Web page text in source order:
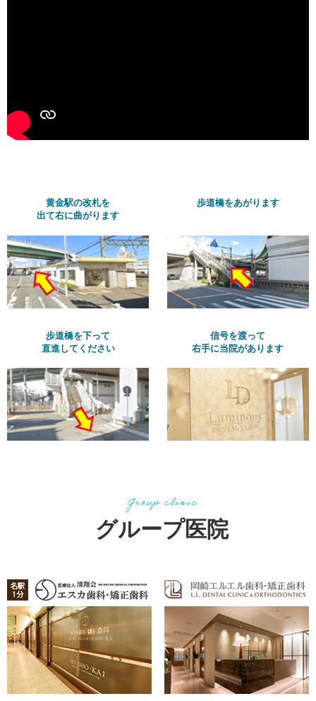
黄金駅の改札を
出て右に曲がります
歩道橋をあがります
歩道橋を下って
直進してください
信号を渡って
右手に当院があります
グループ医院